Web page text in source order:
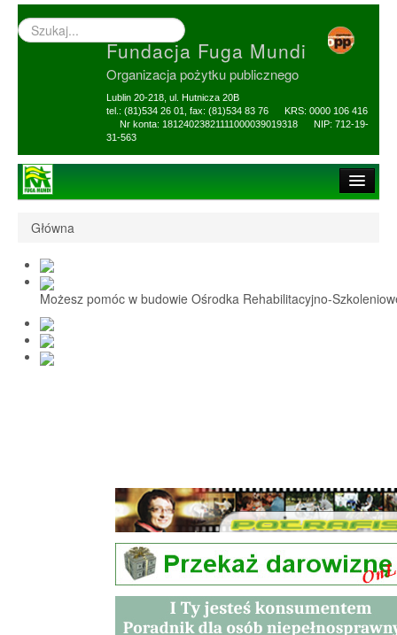
Wyszukiwarka
–
Fundacja Fuga Mundi
Organizacja pożytku publicznego
Lublin 20-218, ul. Hutnicza 20B
tel.: (81)534 26 01, fax: (81)534 83 76 KRS: 0000 106 416
Nr konta: 18124023821111000039019318 NIP: 712-19-
31-563
1,5% i darowizny
Nasi Beneficjenci
Ośrodek Reh-Szkol
Sprawozdania
Główna
Możesz pomóc w budowie Ośrodka Rehabilitacyjno-